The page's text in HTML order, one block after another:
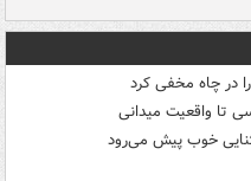
در چاه مخفی کرد
تا واقعیت میدانی
خوب پیش می‌رود